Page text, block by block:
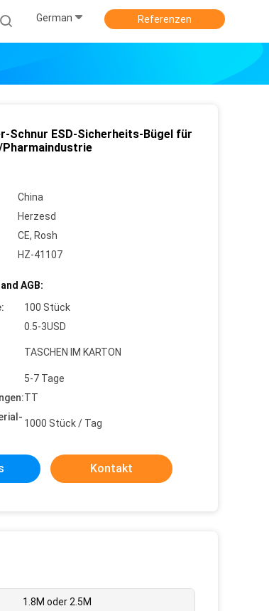
German Referenzen
Schnur ESD-Sicherheits-Bügel für
China
Herzesd
CE, Rosh
HZ-41107
AGB:
100 Stück
0.5-3USD
TASCHEN IM KARTON
5-7 Tage
TT
1000 Stück / Tag
Kontakt
1.8M oder 2.5M